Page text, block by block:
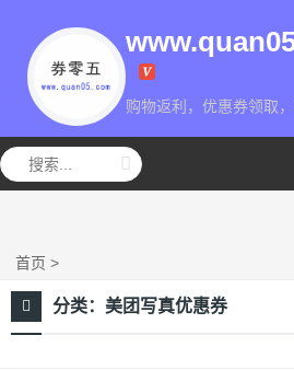
券零五
购物返利，优惠券领取
首页 >
分类： 美团写真优惠券